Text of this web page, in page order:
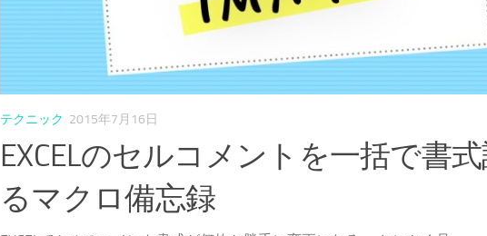
テクニック 2015年7月16日
EXCELのセルコメントを一括で書
るマクロ備忘録